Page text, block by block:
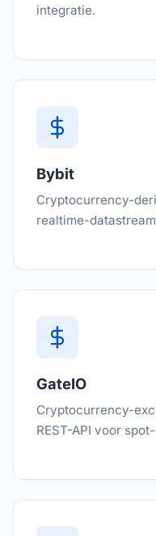
integratie.
Bybit
Cryptocurrency-
realtime-
GateIO
Cryptocurrency-
REST-API voor